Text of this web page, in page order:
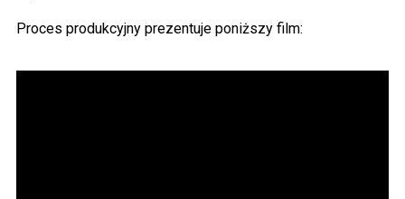
Proces produkcyjny prezentuje poniższy film: